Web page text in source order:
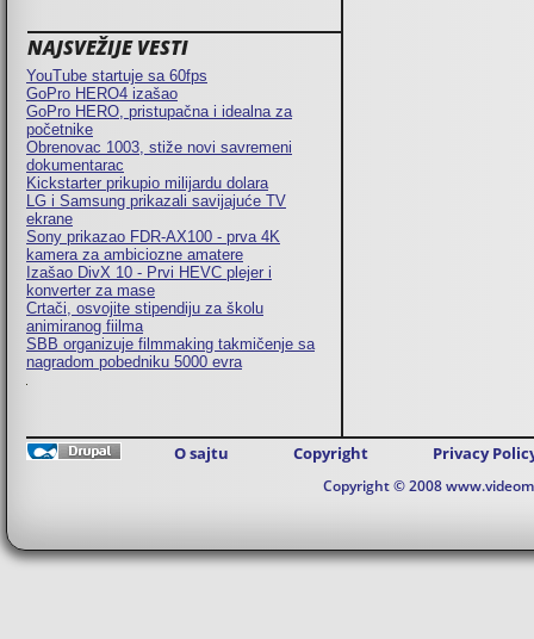
NAJSVEŽIJE VESTI
YouTube startuje sa 60fps
GoPro HERO4 izašao
GoPro HERO, pristupačna i idealna za
početnike
Obrenovac 1003, stiže novi savremeni
dokumentarac
Kickstarter prikupio milijardu dolara
LG i Samsung prikazali savijajuće TV
ekrane
Sony prikazao FDR-AX100 - prva 4K
kamera za ambiciozne amatere
Izašao DivX 10 - Prvi HEVC plejer i
konverter za mase
Crtači, osvojite stipendiju za školu
animiranog fiilma
SBB organizuje filmmaking takmičenje sa
nagradom pobedniku 5000 evra
O sajtu Copyright Privacy
Copyright © 2008